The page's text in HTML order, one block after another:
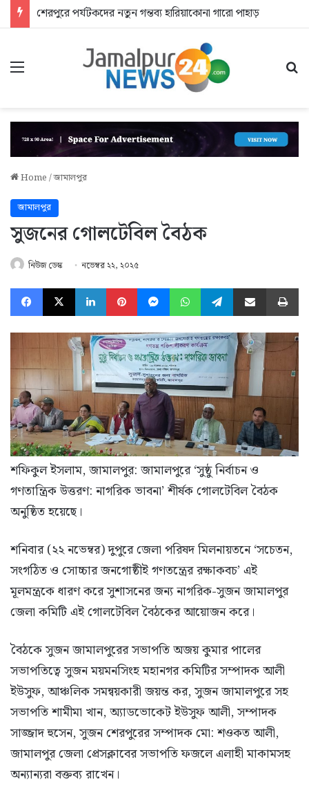
শেরপুরে পর্যটকদের নতুন গন্তব্য হারিয়াকোনা গারো পাহাড়
Menu
Home/জামালপুর
জামালপুর
সুজনের গোলটেবিল বৈঠক
নিউজ ডেস্ক নভেম্বর ২২, ২০২৫
Facebook
X LinkedInPinterestMessengerWhatsAppTelegramShare via Email
শফিকুল ইসলাম, জামালপুর: জামালপুরে ‘সুষ্ঠু নির্বাচন ও
গণতান্ত্রিক উত্তরণ: নাগরিক ভাবনা’ শীর্ষক গোলটেবিল বৈঠক
অনুষ্ঠিত হয়েছে।
শনিবার (২২ নভেম্বর) দুপুরে জেলা পরিষদ মিলনায়তনে ‘সচেতন,
সংগঠিত ও সোচ্চার জনগোষ্ঠীই গণতন্ত্রের রক্ষাকবচ’ এই
মূলমন্ত্রকে ধারণ করে সুশাসনের জন্য নাগরিক-সুজন জামালপুর
জেলা কমিটি এই গোলটেবিল বৈঠকের আয়োজন করে।
বৈঠকে সুজন জামালপুরের সভাপতি অজয় কুমার পালের
সভাপতিত্বে সুজন ময়মনসিংহ মহানগর কমিটির সম্পাদক আলী
ইউসুফ, আঞ্চলিক সমন্বয়কারী জয়ন্ত কর, সুজন জামালপুরে সহ
সভাপতি শামীমা খান, অ্যাডভোকেট ইউসুফ আলী, সম্পাদক
সাজ্জাদ হুসেন, সুজন শেরপুরের সম্পাদক মো: শওকত আলী,
জামালপুর জেলা প্রেসক্লাবের সভাপতি ফজলে এলাহী মাকামসহ
অন্যান্যরা বক্তব্য রাখেন।